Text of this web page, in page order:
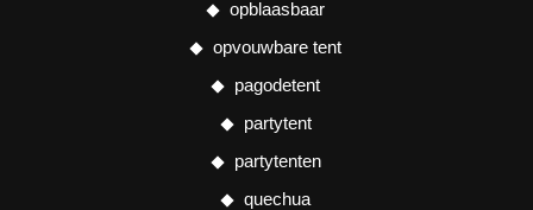
opblaasbaar
opvouwbare tent
pagodetent
partytent
partytenten
quechua